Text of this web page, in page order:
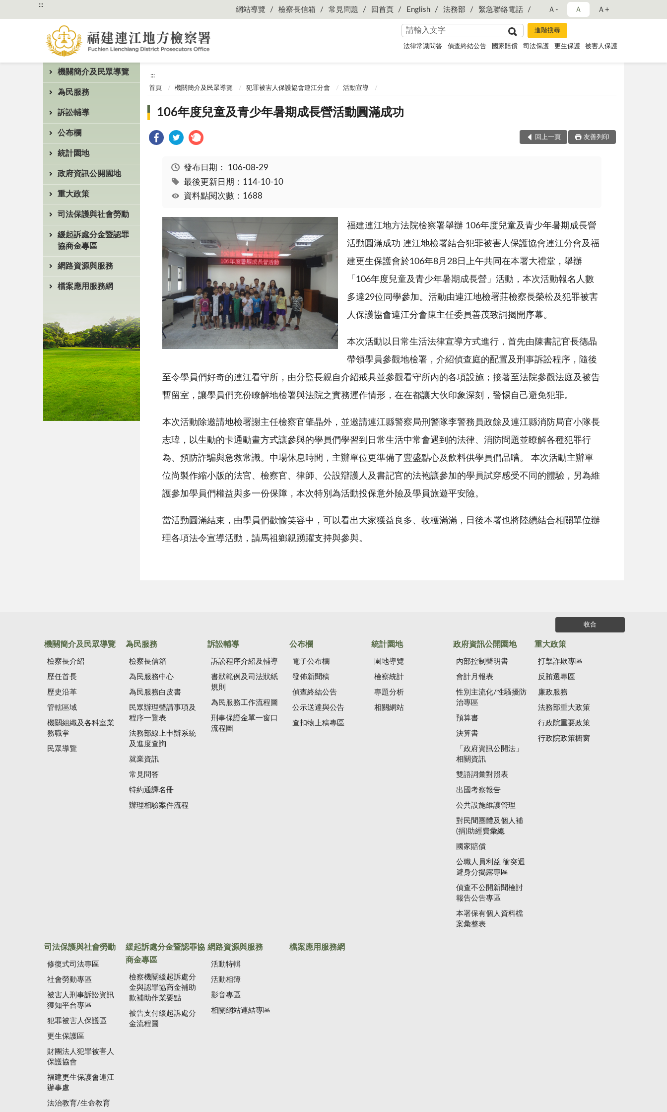
:::
網站導覽 檢察長信箱 常見問題 回首頁 English 法務部 緊急聯絡電話 Ａ- Ａ Ａ+
法律常識問答 偵查終結公告 國家賠償 司法保護 更生保護 被害人保護
機關簡介及民眾導覽
為民服務
訴訟輔導
公布欄
統計園地
政府資訊公開園地
重大政策
司法保護與社會勞動
緩起訴處分金暨認罪
協商金專區
網路資源與服務
檔案應用服務網
:::
首頁 機關簡介及民眾導覽 犯罪被害人保護協會連江分會 活動宣導
106年度兒童及青少年暑期成長營活動圓滿成功
回上一頁 友善列印
發布日期： 106-08-29
最後更新日期：114-10-10
資料點閱次數：1688
福建連江地方法院檢察署舉辦 106年度兒童及青少年暑期成長營
活動圓滿成功 連江地檢署結合犯罪被害人保護協會連江分會及福
建更生保護會於106年8月28日上午共同在本署大禮堂，舉辦
「106年度兒童及青少年暑期成長營」活動，本次活動報名人數
多達29位同學參加。活動由連江地檢署莊檢察長榮松及犯罪被害
人保護協會連江分會陳主任委員善茂致詞揭開序幕。
本次活動以日常生活法律宣導方式進行，首先由陳書記官長德晶
帶領學員參觀地檢署，介紹偵查庭的配置及刑事訴訟程序，隨後
至令學員們好奇的連江看守所，由分監長親自介紹戒具並參觀看守所內的各項設施；接著至法院參觀法庭及被告
暫留室，讓學員們充份瞭解地檢署與法院之實務運作情形，在在都讓大伙印象深刻，警惕自己避免犯罪。
本次活動除邀請地檢署謝主任檢察官肇晶外，並邀請連江縣警察局刑警隊李警務員政餘及連江縣消防局官小隊長
志瑋，以生動的卡通動畫方式讓參與的學員們學習到日常生活中常會遇到的法律、消防問題並瞭解各種犯罪行
為、預防詐騙與急救常識。中場休息時間，主辦單位更準備了豐盛點心及飲料供學員們品嚐。 本次活動主辦單
位尚製作縮小版的法官、檢察官、律師、公設辯護人及書記官的法袍讓參加的學員試穿感受不同的體驗，另為維
護參加學員們權益與多一份保障，本次特別為活動投保意外險及學員旅遊平安險。
當活動圓滿結束，由學員們歡愉笑容中，可以看出大家獲益良多、收穫滿滿，日後本署也將陸續結合相關單位辦
理各項法令宣導活動，請馬祖鄉親踴躍支持與參與。
收合
機關簡介及民眾導覽
檢察長介紹
歷任首長
歷史沿革
管轄區域
機關組織及各科室業
務職掌
民眾導覽
為民服務
檢察長信箱
為民服務中心
為民服務白皮書
民眾辦理聲請事項及
程序一覽表
法務部線上申辦系統
及進度查詢
就業資訊
常見問答
特約通譯名冊
辦理相驗案件流程
訴訟輔導
訴訟程序介紹及輔導
書狀範例及司法狀紙
規則
為民服務工作流程圖
刑事保證金單一窗口
流程圖
公布欄
電子公布欄
發佈新聞稿
偵查終結公告
公示送達與公告
查扣物上稿專區
統計園地
園地導覽
檢察統計
專題分析
相關網站
政府資訊公開園地
內部控制聲明書
會計月報表
性別主流化/性騷擾防
治專區
預算書
決算書
「政府資訊公開法」
相關資訊
雙語詞彙對照表
出國考察報告
公共設施維護管理
對民間團體及個人補
(捐)助經費彙總
國家賠償
公職人員利益 衝突迴
避身分揭露專區
偵查不公開新聞檢討
報告公告專區
本署保有個人資料檔
案彙整表
重大政策
打擊詐欺專區
反賄選專區
廉政服務
法務部重大政策
行政院重要政策
行政院政策櫥窗
司法保護與社會勞動
修復式司法專區
社會勞動專區
被害人刑事訴訟資訊
獲知平台專區
犯罪被害人保護區
更生保護區
財團法人犯罪被害人
保護協會
福建更生保護會連江
辦事處
法治教育/生命教育
緩起訴處分金暨認罪協
商金專區
檢察機關緩起訴處分
金與認罪協商金補助
款補助作業要點
被告支付緩起訴處分
金流程圖
網路資源與服務
活動特輯
活動相簿
影音專區
相關網站連結專區
檔案應用服務網